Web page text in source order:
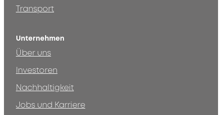
Transport
Unternehmen
Über uns
Investoren
Nachhaltigkeit
Jobs und Karriere